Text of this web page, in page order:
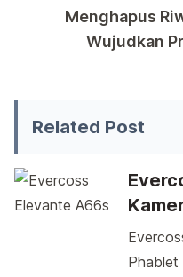
Menghapus
Wujudkan
Related Post
Selfie
Phablet